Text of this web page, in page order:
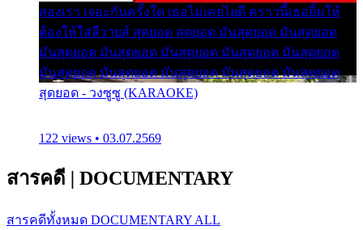
สองเรา เจอะกันครั้งใด เธอไม่เคยไยดี คราวนี้เธอยิ้มให้
ต้องให้ใส่ลีวายส์ สุดยอด สุดยอด มันสุดยอด มันสุดยอด
มันสุดยอด มันสุดยอด มันสุดยอด มันสุดยอด มันสุดยอด
มันสุดยอด มันสุดยอด มันสุดยอด มันสุดยอด มันสุดยอด
สุดยอด - วงซูซู (KARAOKE)
122 views • 03.07.2569
สารคดี | DOCUMENTARY
สารคดีทั้งหมด DOCUMENTARY ALL